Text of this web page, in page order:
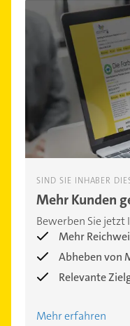
SIND SIE INHABER
Mehr Kunden
Bewerben Sie jetzt
Mehr
Abheben von
Relevante
Mehr erfahren